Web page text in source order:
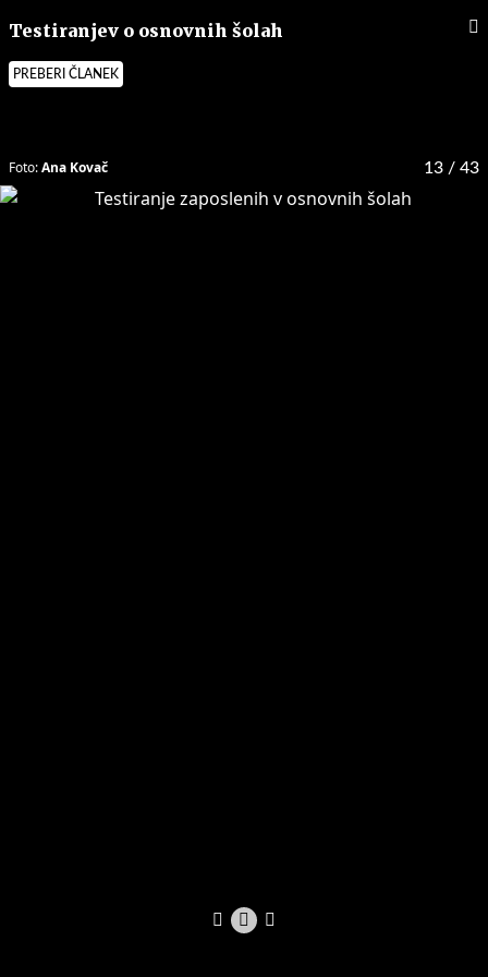
Testiranjev o osnovnih šolah
PREBERI ČLANEK
13 / 43
Foto:Ana Kovač